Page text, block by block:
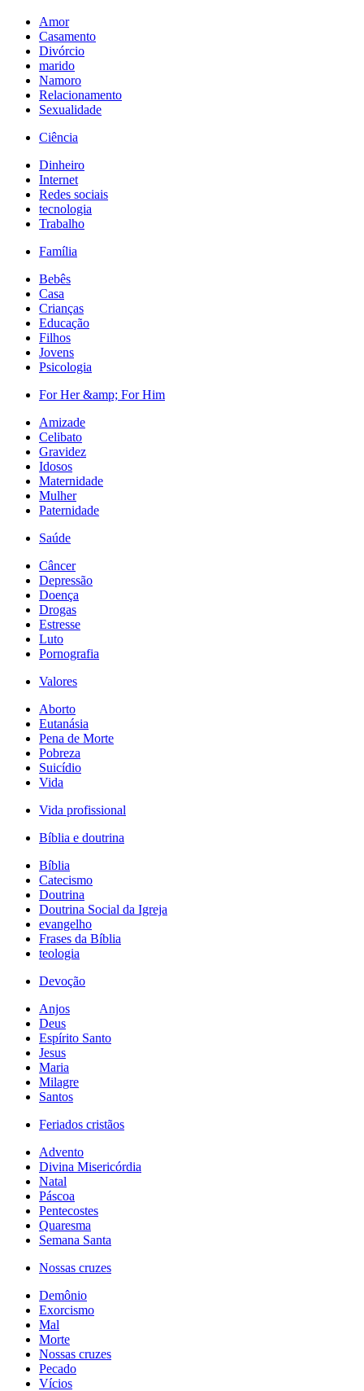
Amor
Casamento
Divórcio
marido
Namoro
Relacionamento
Sexualidade
Ciência
Dinheiro
Internet
Redes sociais
tecnologia
Trabalho
Família
Bebês
Casa
Crianças
Educação
Filhos
Jovens
Psicologia
For Her &amp; For Him
Amizade
Celibato
Gravidez
Idosos
Maternidade
Mulher
Paternidade
Saúde
Câncer
Depressão
Doença
Drogas
Estresse
Luto
Pornografia
Valores
Aborto
Eutanásia
Pena de Morte
Pobreza
Suicídio
Vida
Vida profissional
Bíblia e doutrina
Bíblia
Catecismo
Doutrina
Doutrina Social da Igreja
evangelho
Frases da Bíblia
teologia
Devoção
Anjos
Deus
Espírito Santo
Jesus
Maria
Milagre
Santos
Feriados cristãos
Advento
Divina Misericórdia
Natal
Páscoa
Pentecostes
Quaresma
Semana Santa
Nossas cruzes
Demônio
Exorcismo
Mal
Morte
Nossas cruzes
Pecado
Vícios